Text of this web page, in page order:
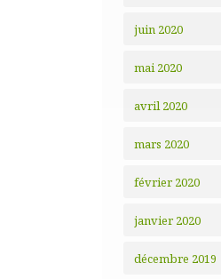
juin 2020
mai 2020
avril 2020
mars 2020
février 2020
janvier 2020
décembre 2019